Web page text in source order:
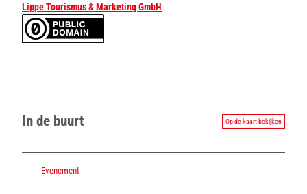
Lippe Tourismus & Marketing GmbH
In de buurt Op de kaart bekijken
Evenement